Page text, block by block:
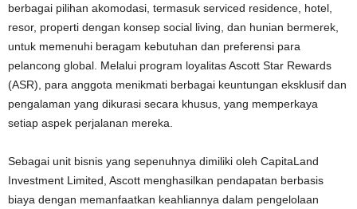
berbagai pilihan akomodasi, termasuk serviced residence, hotel,
resor, properti dengan konsep social living, dan hunian bermerek,
untuk memenuhi beragam kebutuhan dan preferensi para
pelancong global. Melalui program loyalitas Ascott Star Rewards
(ASR), para anggota menikmati berbagai keuntungan eksklusif dan
pengalaman yang dikurasi secara khusus, yang memperkaya
setiap aspek perjalanan mereka.
Sebagai unit bisnis yang sepenuhnya dimiliki oleh CapitaLand
Investment Limited, Ascott menghasilkan pendapatan berbasis
biaya dengan memanfaatkan keahliannya dalam pengelolaan